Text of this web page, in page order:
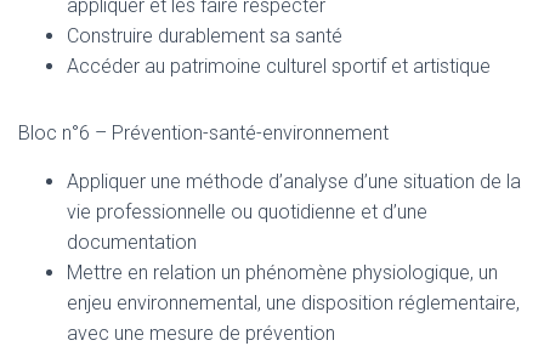
appliquer et les faire respecter
Construire durablement sa santé
Accéder au patrimoine culturel sportif et artistique
Bloc n°6 – Prévention-santé-environnement
Appliquer une méthode d’analyse d’une situation de la
vie professionnelle ou quotidienne et d’une
documentation
Mettre en relation un phénomène physiologique, un
enjeu environnemental, une disposition réglementaire,
avec une mesure de prévention